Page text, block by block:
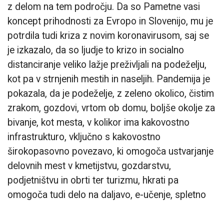
z delom na tem področju. Da so Pametne vasi
koncept prihodnosti za Evropo in Slovenijo, mu je
potrdila tudi kriza z novim koronavirusom, saj se
je izkazalo, da so ljudje to krizo in socialno
distanciranje veliko lažje preživljali na podeželju,
kot pa v strnjenih mestih in naseljih. Pandemija je
pokazala, da je podeželje, z zeleno okolico, čistim
zrakom, gozdovi, vrtom ob domu, boljše okolje za
bivanje, kot mesta, v kolikor ima kakovostno
infrastrukturo, vključno s kakovostno
širokopasovno povezavo, ki omogoča ustvarjanje
delovnih mest v kmetijstvu, gozdarstvu,
podjetništvu in obrti ter turizmu, hkrati pa
omogoča tudi delo na daljavo, e-učenje, spletno